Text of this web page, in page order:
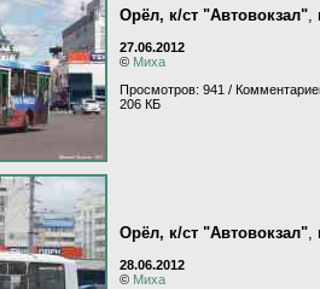
Орёл, к/ст "Автовокзал"
27.06.2012
© Миха
Просмотров: 941 /
206 КБ
Орёл, к/ст "Автовокзал"
28.06.2012
© Миха